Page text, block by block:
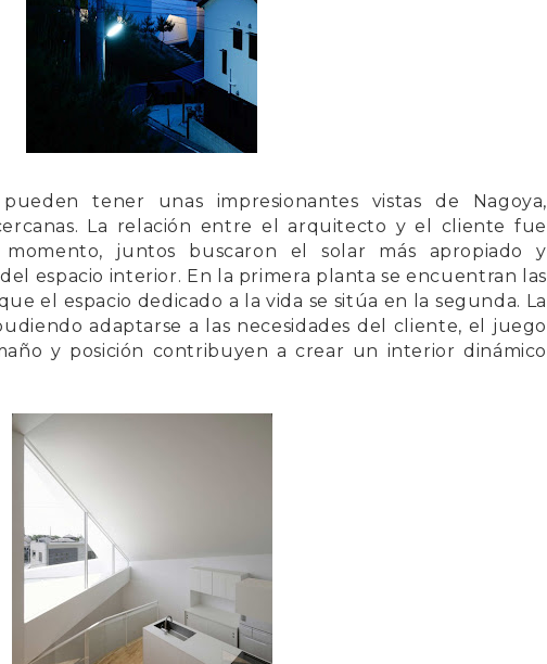
tener unas impresionantes vistas de Nagoya,
La relación entre el arquitecto y el cliente fue
juntos buscaron el solar más apropiado y
espacio interior. En la primera plantase encuentran las
el espacio dedicado a la vida se sitúa en la segunda. La
adaptarse a las necesidades del cliente, el juego
y posición contribuyen a crear un interior dinámico